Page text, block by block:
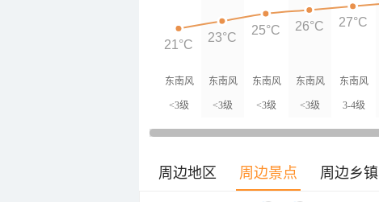
东南风
<3级
东南风
<3级
东南风
<3级
东南风
<3级
东南风
3-4级
21°C
23°C
25°C 26°C 27°C
周边地区 周边景点 周边乡镇